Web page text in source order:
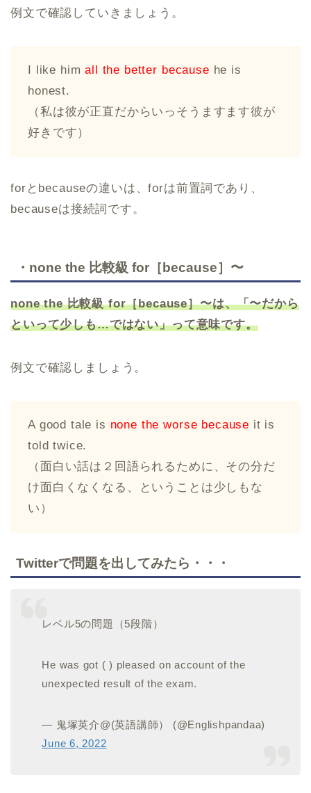
例文で確認していきましょう。
I like himall the better because he is
honest.
（私は彼が正直だからいっそうますます彼が
好きです）
forとbecauseの違いは、forは前置詞であり、
becauseは接続詞です。
・none the 比較級 for［because］〜
none the 比較級 for［because］〜は、「〜だから
といって少しも…ではない」って意味です。
例文で確認しましょう。
A good tale is none the worse because it is
told twice.
（面白い話は２回語られるために、その分だ
け面白くなくなる、ということは少しもな
い）
Twitterで問題を出してみたら・・・
レベル5の問題（5段階）
He was got ( ) pleased on account of the
unexpected result of the exam.
— 鬼塚英介@(英語講師） (@Englishpandaa)
June 6, 2022